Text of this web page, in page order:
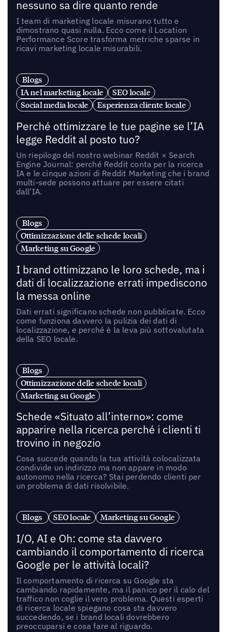
nessuno sa dire quanto rende
I team di marketing locale misurano tutto e
dimostrano quasi nulla. Ecco come il Location
Performance Score trasforma metriche sparse in
ricavi marketing locale misurabili.
Blogs
IA nel marketing locale
SEO locale
Social media locale
Esperienza cliente locale
Perché ottimizzare le tue pagine se l’IA
legge Reddit al posto tuo?
Un riepilogo del nostro webinar Reddit × Search
Engine Journal: perché Reddit conta per la ricerca
IA e le cinque azioni di Reddit Marketing che i brand
multi-sede possono attuare per essere citati
dall’IA.
Blogs
Ottimizzazione delle schede locali
Marketing su Google
I brand ottimizzano le loro schede, ma i
dati di localizzazione errati impediscono
la messa online
Dati errati significano schede non pubblicate. Ecco
come funziona davvero la pulizia dei dati di
localizzazione, e perché è la leva più sottovalutata
della SEO locale.
Blogs
Ottimizzazione delle schede locali
Marketing su Google
Schede «Situato all’interno»: come
apparire nella ricerca perché i clienti ti
trovino in negozio
Cosa succede quando la tua attività colocalizzata
condivide un indirizzo ma non appare in modo
autonomo nella ricerca? Stai perdendo clienti per
un problema di dati risolvibile.
Blogs SEO locale Marketing su Google
I/O, AI e Oh: come sta davvero
cambiando il comportamento di ricerca
Google per le attività locali?
Il comportamento di ricerca su Google sta
cambiando rapidamente, ma il panico per il calo del
traffico non coglie il vero problema. Questi esperti
di ricerca locale spiegano cosa sta davvero
succedendo, se i brand locali dovrebbero
preoccuparsi e cosa fare al riguardo.